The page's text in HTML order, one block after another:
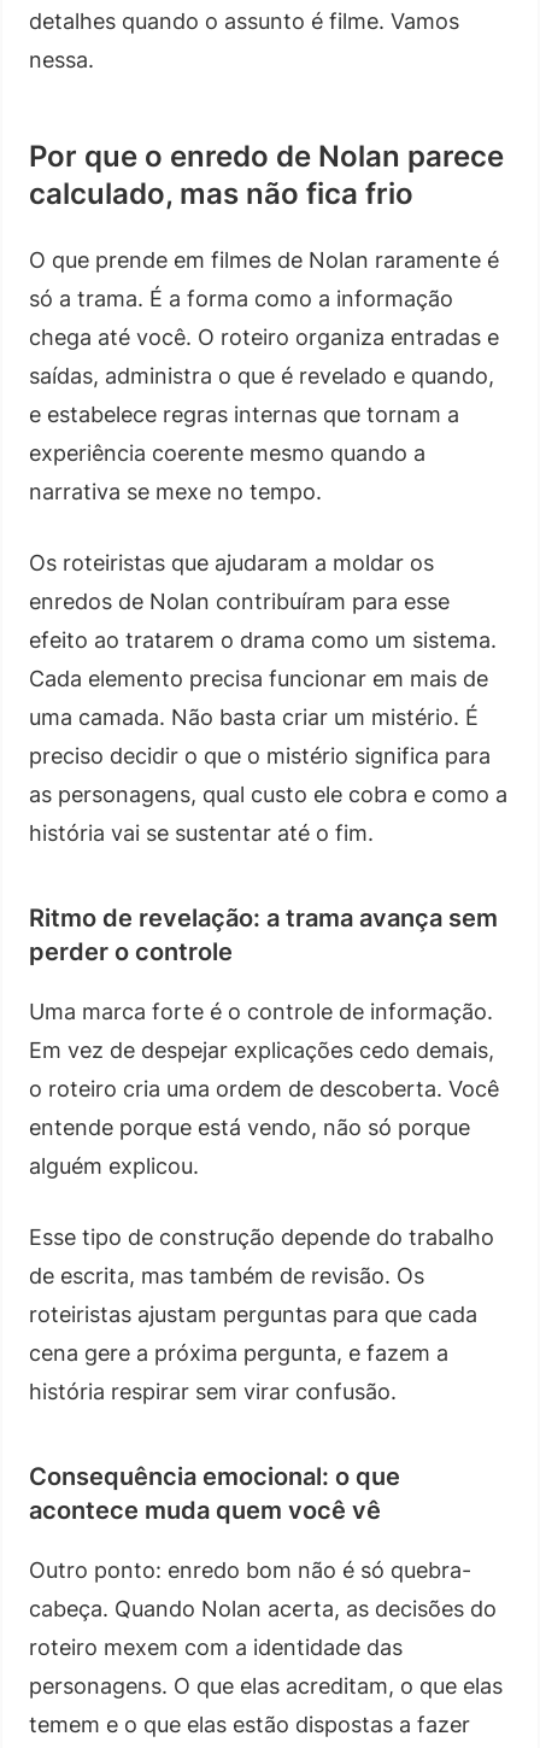
detalhes quando o assunto é filme. Vamos
nessa.
Por que o enredo de Nolan parece
calculado, mas não fica frio
O que prende em filmes de Nolan raramente é
só a trama. É a forma como a informação
chega até você. O roteiro organiza entradas e
saídas, administra o que é revelado e quando,
e estabelece regras internas que tornam a
experiência coerente mesmo quando a
narrativa se mexe no tempo.
Os roteiristas que ajudaram a moldar os
enredos de Nolan contribuíram para esse
efeito ao tratarem o drama como um sistema.
Cada elemento precisa funcionar em mais de
uma camada. Não basta criar um mistério. É
preciso decidir o que o mistério significa para
as personagens, qual custo ele cobra e como a
história vai se sustentar até o fim.
Ritmo de revelação: a trama avança sem
perder o controle
Uma marca forte é o controle de informação.
Em vez de despejar explicações cedo demais,
o roteiro cria uma ordem de descoberta. Você
entende porque está vendo, não só porque
alguém explicou.
Esse tipo de construção depende do trabalho
de escrita, mas também de revisão. Os
roteiristas ajustam perguntas para que cada
cena gere a próxima pergunta, e fazem a
história respirar sem virar confusão.
Consequência emocional: o que
acontece muda quem você vê
Outro ponto: enredo bom não é só quebra-
cabeça. Quando Nolan acerta, as decisões do
roteiro mexem com a identidade das
personagens. O que elas acreditam, o que elas
temem e o que elas estão dispostas a fazer